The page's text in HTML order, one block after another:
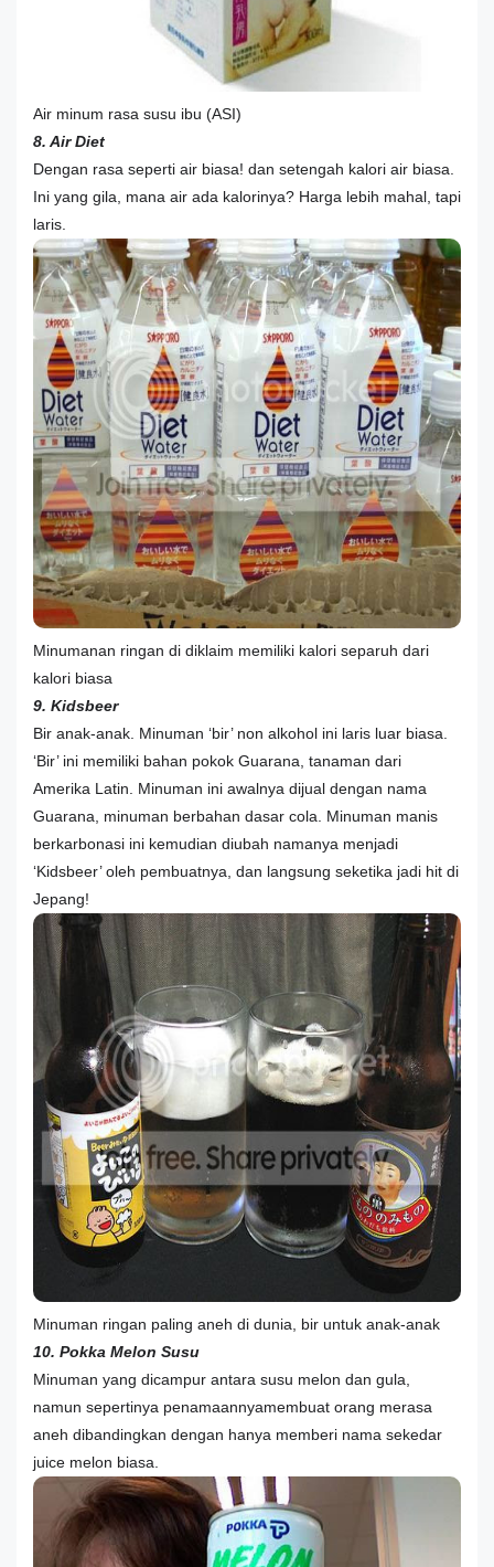
Air minum rasa susu ibu (ASI)
8. Air Diet
Dengan rasa seperti air biasa! dan setengah kalori air biasa.
Ini yang gila, mana air ada kalorinya? Harga lebih mahal, tapi
laris.
Minumanan ringan di diklaim memiliki kalori separuh dari
kalori biasa
9. Kidsbeer
Bir anak-anak. Minuman ‘bir’ non alkohol ini laris luar biasa.
‘Bir’ ini memiliki bahan pokok Guarana, tanaman dari
Amerika Latin. Minuman ini awalnya dijual dengan nama
Guarana, minuman berbahan dasar cola. Minuman manis
berkarbonasi ini kemudian diubah namanya menjadi
‘Kidsbeer’ oleh pembuatnya, dan langsung seketika jadi hit di
Jepang!
Minuman ringan paling aneh di dunia, bir untuk anak-anak
10. Pokka Melon Susu
Minuman yang dicampur antara susu melon dan gula,
namun sepertinya penamaannyamembuat orang merasa
aneh dibandingkan dengan hanya memberi nama sekedar
juice melon biasa.